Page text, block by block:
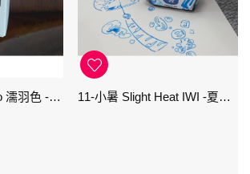
KO-0101 nurebairo 濡羽色 -日本名牌京の音樽裝鋼筆墨水40ml 4573356130012 11-小暑 Slight Heat IWI -夏季-24節氣色澤鋼筆墨水